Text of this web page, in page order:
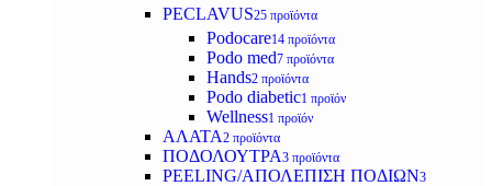
PECLAVUS25 προϊόντα
Podocare14 προϊόντα
Podo med7 προϊόντα
Hands2 προϊόντα
Podo diabetic1 προϊόν
Wellness1 προϊόν
ΑΛΑΤΑ2 προϊόντα
ΠΟΔΟΛΟΥΤΡΑ3 προϊόντα
PEELING/ΑΠΟΛΕΠΙΣΗ ΠΟΔΙΩΝ3